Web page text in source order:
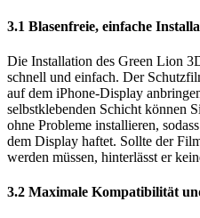
3.1 Blasenfreie, einfache
Die Installation des Green Lion
schnell und einfach. Der
auf dem iPhone-Display
selbstklebenden Schicht können
ohne Probleme installieren,
dem Display haftet. Sollte der
werden müssen, hinterlässt er
3.2 Maximale Kompatibilität